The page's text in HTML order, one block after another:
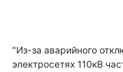
"Из-за аварийного
электросетях 110кВ